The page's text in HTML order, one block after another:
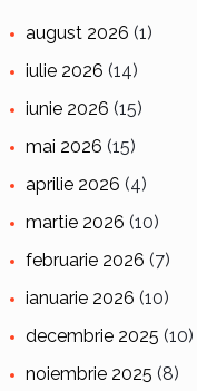
august 2026 (1)
iulie 2026 (14)
iunie 2026 (15)
mai 2026 (15)
aprilie 2026 (4)
martie 2026 (10)
februarie 2026 (7)
ianuarie 2026 (10)
decembrie 2025 (10)
noiembrie 2025 (8)